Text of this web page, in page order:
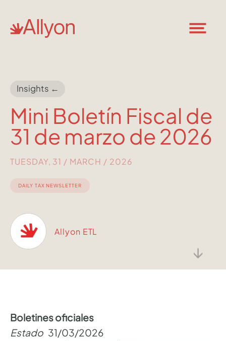
↓
Insights ←
Mini Boletín Fiscal de
31 de marzo de 2026
TUESDAY, 31 / MARCH / 2026
DAILY TAX NEWSLETTER
Allyon ETL
Boletines oficiales
Estado 31/03/2026